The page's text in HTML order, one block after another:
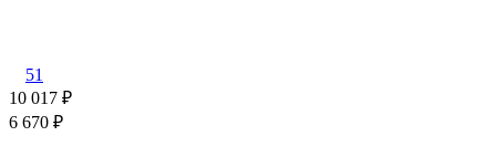
51
10 017 ₽
6 670 ₽